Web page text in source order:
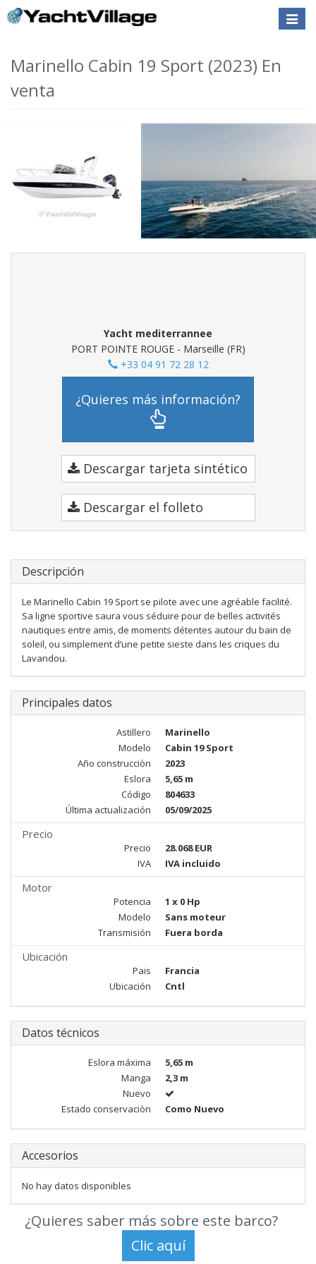
Toggle
Marinello Cabin 19 Sport (2023) En
venta
Yacht mediterrannee
PORT POINTE ROUGE - Marseille (FR)
+33 04 91 72 28 12
¿Quieres más información?
Descargar tarjeta sintético
Descargar el folleto
Descripción
Le Marinello Cabin 19 Sport se pilote avec une agréable facilité.
Sa ligne sportive saura vous séduire pour de belles activités
nautiques entre amis, de moments détentes autour du bain de
soleil, ou simplement d’une petite sieste dans les criques du
Lavandou.
Principales datos
Astillero
Marinello
Modelo
Cabin 19 Sport
Año construcciòn
2023
Eslora
5,65 m
Código
804633
Última actualización
05/09/2025
Precio
Precio
28.068 EUR
IVA
IVA incluido
Motor
Potencia
1 x 0 Hp
Modelo
Sans moteur
Transmisión
Fuera borda
Ubicación
Pais
Francia
Ubicación
Cntl
Datos técnicos
Eslora máxima
5,65 m
Manga
2,3 m
Nuevo
Estado conservaciòn
Como Nuevo
Accesorios
No hay datos disponibles
¿Quieres saber más sobre este barco?